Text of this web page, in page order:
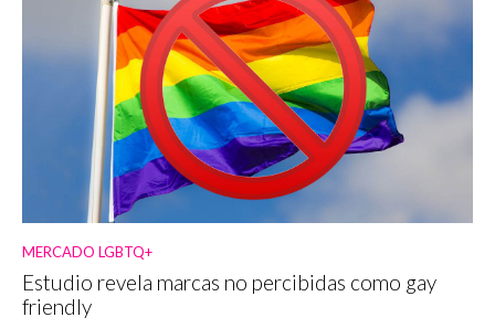
MERCADO LGBTQ+
Estudio revela marcas no percibidas como gay
friendly